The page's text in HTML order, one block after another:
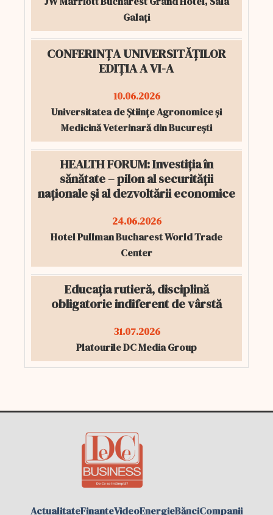
Galați
CONFERINȚA UNIVERSITĂȚILOR
EDIȚIA A VI-A
10.06.2026
Universitatea de Științe Agronomice și
Medicină Veterinară din București
HEALTH FORUM: Investiția în
sănătate – pilon al securității
naționale și al dezvoltării economice
24.06.2026
Hotel Pullman Bucharest World Trade
Center
Educația rutieră, disciplină
obligatorie indiferent de vârstă
31.07.2026
Platourile DC Media Group
ActualitateFinanteVideoEnergieBănciCompanii